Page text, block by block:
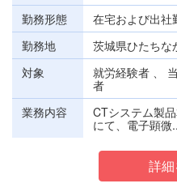
勤務形態
在宅および出社
勤務地
茨城県ひたちな
対象
就労経験者 、
者
業務内容
CTシステム製
にて、電子顕微
詳